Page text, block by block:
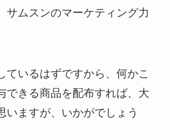
サムスンのマーケティング力
ているはずですから、何かこ
できる商品を配布すれば、大
いますが、いかがでしょう